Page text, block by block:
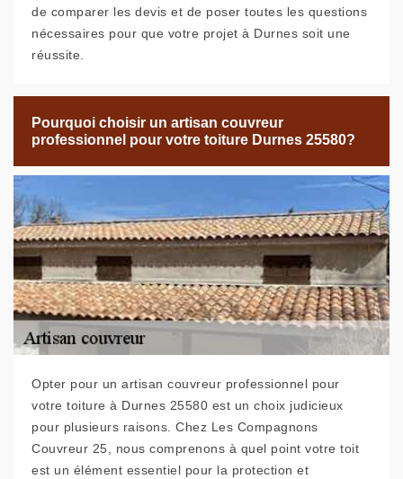
de comparer les devis et de poser toutes les questions
nécessaires pour que votre projet à Durnes soit une
réussite.
Pourquoi choisir un artisan couvreur
professionnel pour votre toiture Durnes 25580?
Opter pour un artisan couvreur professionnel pour
votre toiture à Durnes 25580 est un choix judicieux
pour plusieurs raisons. Chez Les Compagnons
Couvreur 25, nous comprenons à quel point votre toit
est un élément essentiel pour la protection et